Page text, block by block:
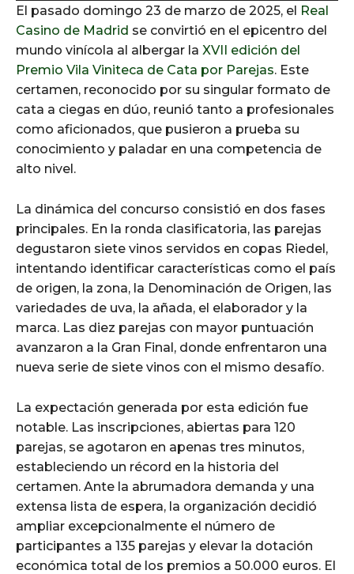
d
i
o
P
l
a
y
e
r
El pasado domingo 23 de marzo de 2025, el Real
Casino de Madrid se convirtió en el epicentro del
mundo vinícola al albergar la XVII edición del
Premio Vila Viniteca de Cata por Parejas. Este
certamen, reconocido por su singular formato de
cata a ciegas en dúo, reunió tanto a profesionales
como aficionados, que pusieron a prueba su
conocimiento y paladar en una competencia de
alto nivel.​
La dinámica del concurso consistió en dos fases
principales. En la ronda clasificatoria, las parejas
degustaron siete vinos servidos en copas Riedel,
intentando identificar características como el país
de origen, la zona, la Denominación de Origen, las
variedades de uva, la añada, el elaborador y la
marca. Las diez parejas con mayor puntuación
avanzaron a la Gran Final, donde enfrentaron una
nueva serie de siete vinos con el mismo desafío. ​
La expectación generada por esta edición fue
notable. Las inscripciones, abiertas para 120
parejas, se agotaron en apenas tres minutos,
estableciendo un récord en la historia del
certamen. Ante la abrumadora demanda y una
extensa lista de espera, la organización decidió
ampliar excepcionalmente el número de
participantes a 135 parejas y elevar la dotación
económica total de los premios a 50.000 euros. El